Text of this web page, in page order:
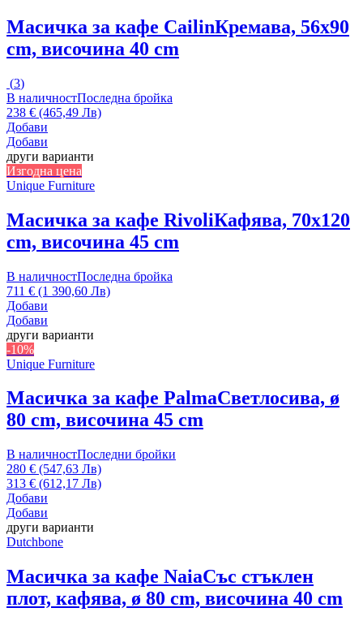
Масичка за кафе CailinКремава, 56x90
cm, височина 40 cm
(3)
В наличностПоследна бройка
238 € (465,49 Лв)
Добави
Добави
други варианти
Изгодна цена
Unique Furniture
Масичка за кафе RivoliКафява, 70x120
cm, височина 45 cm
В наличностПоследна бройка
711 € (1 390,60 Лв)
Добави
Добави
други варианти
-10%
Unique Furniture
Масичка за кафе PalmaСветлосива, ø
80 cm, височина 45 cm
В наличностПоследни бройки
280 € (547,63 Лв)
313 € (612,17 Лв)
Добави
Добави
други варианти
Dutchbone
Масичка за кафе NaiaСъс стъклен
плот, кафява, ø 80 cm, височина 40 cm